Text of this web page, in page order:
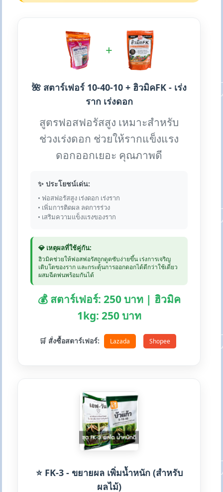
+
🌺 สตาร์เฟอร์ 10-40-10 + ฮิวมิคFK - เร่ง
ราก เร่งดอก
สูตรฟอสฟอรัสสูง เหมาะสำหรับ
ช่วงเร่งดอก ช่วยให้รากแข็งแรง
ดอกออกเยอะ คุณภาพดี
✨ ประโยชน์เด่น:
• ฟอสฟอรัสสูง เร่งดอก เร่งราก
• เพิ่มการติดผล ลดการร่วง
• เสริมความแข็งแรงของราก
💎 เหตุผลที่ใช้คู่กัน:
ฮิวมิคช่วยให้ฟอสฟอรัสถูกดูดซับง่ายขึ้น เร่งการเจริญ
เติบโตของราก และกระตุ้นการออกดอกได้ดีกว่าใช้เดี่ยว
ผสมฉีดพ่นพร้อมกันได้
💰 สตาร์เฟอร์: 250 บาท | ฮิวมิค
1kg: 250 บาท
🛒 สั่งซื้อสตาร์เฟอร์: Lazada Shopee
⭐ FK-3 - ขยายผล เพิ่มน้ำหนัก (สำหรับ
ผลไม้)